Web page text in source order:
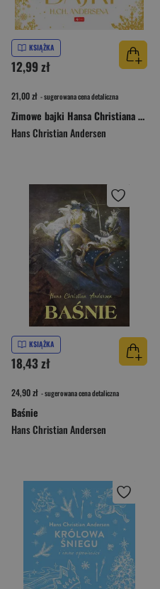
KSIĄŻKA
12,99 zł
21,00 zł - sugerowana cena detaliczna
Zimowe bajki Hansa Christiana Andersena
Hans Christian Andersen
KSIĄŻKA
18,43 zł
24,90 zł - sugerowana cena detaliczna
Baśnie
Hans Christian Andersen